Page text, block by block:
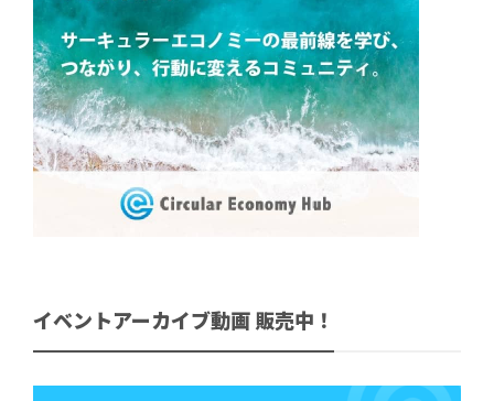
イベントアーカイブ動画 販売中！